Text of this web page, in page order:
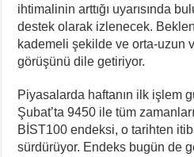
ihtimalinin arttığı uyarısında
destek olarak izlenecek.
kademeli şekilde ve orta-uzun
görüşünü dile getiriyor.
Piyasalarda haftanın ilk işlem
Şubat’ta 9450 ile tüm
BİST100 endeksi, o tarihten
sürdürüyor. Endeks bugün de